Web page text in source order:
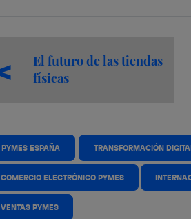
El futuro de las tiendas
físicas
PYMES ESPAÑA TRANSFORMACIÓN
COMERCIO ELECTRÓNICO PYMES
VENTAS PYMES